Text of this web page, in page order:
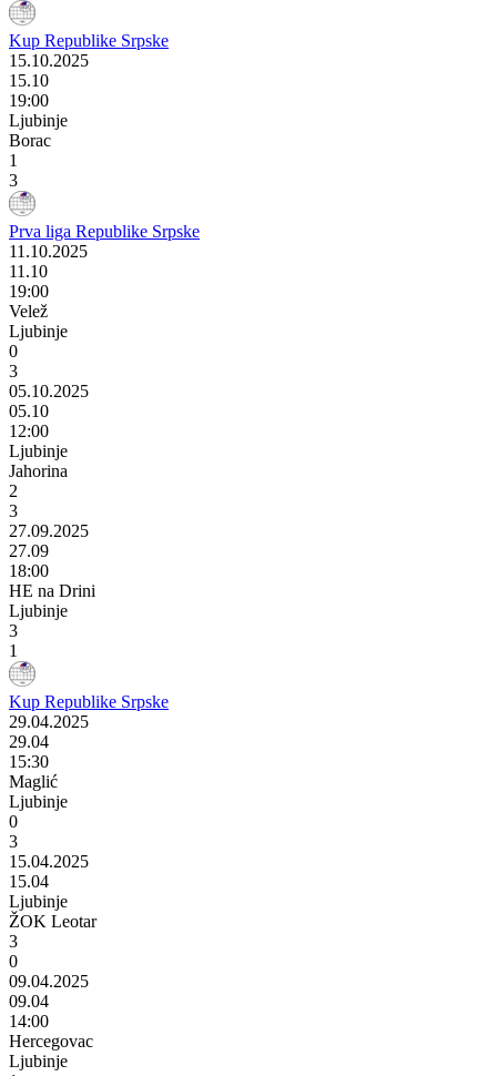
Kup Republike Srpske
15.10.2025
15.10
19:00
Ljubinje
Borac
1
3
Prva liga Republike Srpske
11.10.2025
11.10
19:00
Velež
Ljubinje
0
3
05.10.2025
05.10
12:00
Ljubinje
Jahorina
2
3
27.09.2025
27.09
18:00
HE na Drini
Ljubinje
3
1
Kup Republike Srpske
29.04.2025
29.04
15:30
Maglić
Ljubinje
0
3
15.04.2025
15.04
Ljubinje
ŽOK Leotar
3
0
09.04.2025
09.04
14:00
Hercegovac
Ljubinje